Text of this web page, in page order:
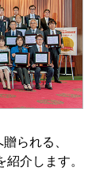
られる、
介します。